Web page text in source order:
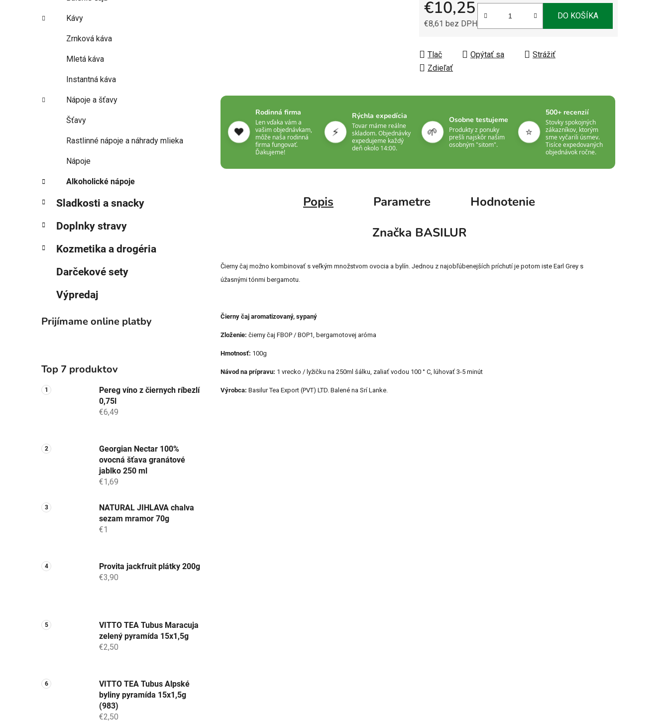
Kávy
Zrnková káva
Mletá káva
Instantná káva
Nápoje a šťavy
Šťavy
Rastlinné nápoje a náhrady mlieka
Nápoje
Alkoholické nápoje
Sladkosti a snacky
Doplnky stravy
Kozmetika a drogéria
Darčekové sety
Výpredaj
Prijímame online platby
Top 7 produktov
Pereg víno z čiernych ríbezlí
0,75l
€6,49
Georgian Nectar 100%
ovocná šťava granátové
jablko 250 ml
€1,69
NATURAL JIHLAVA chalva
sezam mramor 70g
€1
Provita jackfruit plátky 200g
€3,90
VITTO TEA Tubus Maracuja
zelený pyramída 15x1,5g
€2,50
VITTO TEA Tubus Alpské
byliny pyramída 15x1,5g
(983)
€2,50
€10,25
€8,61 bez DPH
DO KOŠÍKA
Tlač Opýtať sa
Strážiť
Zdieľať
❤️
Rodinná firma
Len vďaka vám a
vašim objednávkam,
môže naša rodinná
firma fungovať.
Ďakujeme!
⚡
Rýchla expedícia
Tovar máme reálne
skladom. Objednávky
expedujeme každý
deň okolo 14:00.
🌱
Osobne testujeme
Produkty z ponuky
prešli najskôr našim
osobným "sitom".
⭐
500+ recenzií
Stovky spokojných
zákazníkov, ktorým
sme vyčarili úsmev.
Tisíce expedovaných
objednávok ročne.
Popis Parametre
Hodnotenie
Značka BASILUR
Čierny čaj možno kombinovať s veľkým množstvom ovocia a bylín. Jednou z najobľúbenejších príchutí je potom iste Earl Grey s
úžasnými tónmi bergamotu.
Čierny čaj aromatizovaný, sypaný
Zloženie: čierny čaj FBOP / BOP1, bergamotovej aróma
Hmotnosť: 100g
Návod na prípravu: 1 vrecko / lyžičku na 250ml šálku, zaliať vodou 100 ° C, lúhovať 3-5 minút
Výrobca: Basilur Tea Export (PVT) LTD. Balené na Srí Lanke.